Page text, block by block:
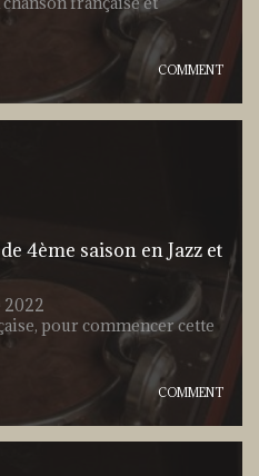
COMMENT
4ème saison en Jazz et
2022
pour commencer cette
COMMENT